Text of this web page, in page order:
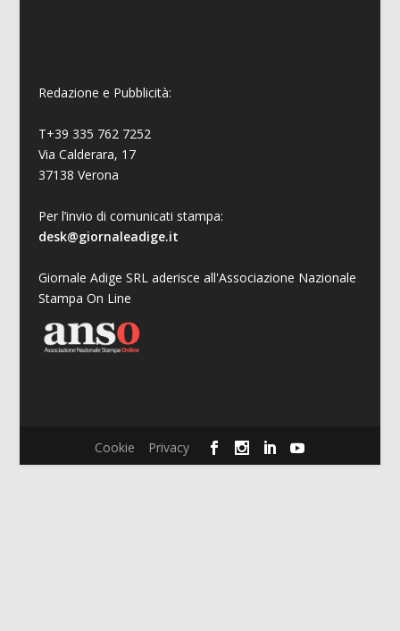
Redazione e Pubblicità:
T+39 335 762 7252
Via Calderara, 17
37138 Verona
Per l’invio di comunicati stampa:
desk@giornaleadige.it
Giornale Adige SRL aderisce all'Associazione Nazionale
Stampa On Line
Cookie Privacy